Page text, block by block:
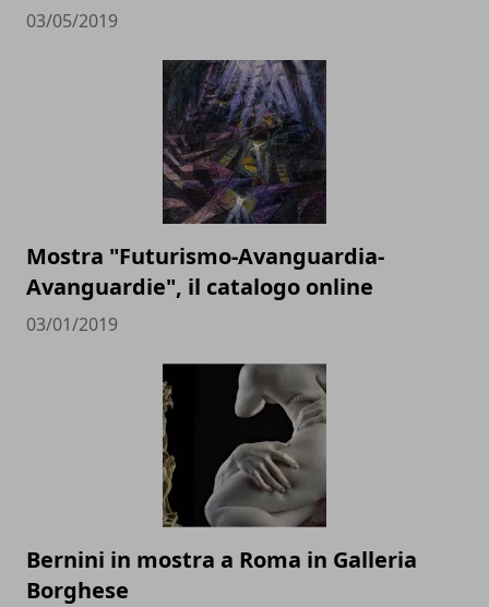
03/05/2019
Mostra "Futurismo-Avanguardia-
Avanguardie", il catalogo online
03/01/2019
Bernini in mostra a Roma in Galleria
Borghese